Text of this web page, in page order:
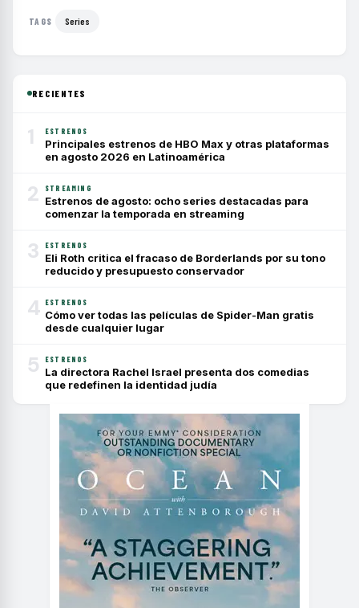
TAGS Series
RECIENTES
1 ESTRENOS
Principales estrenos de HBO Max y otras plataformas
en agosto 2026 en Latinoamérica
2 STREAMING
Estrenos de agosto: ocho series destacadas para
comenzar la temporada en streaming
3 ESTRENOS
Eli Roth critica el fracaso de Borderlands por su tono
reducido y presupuesto conservador
4 ESTRENOS
Cómo ver todas las películas de Spider-Man gratis
desde cualquier lugar
5 ESTRENOS
La directora Rachel Israel presenta dos comedias
que redefinen la identidad judía